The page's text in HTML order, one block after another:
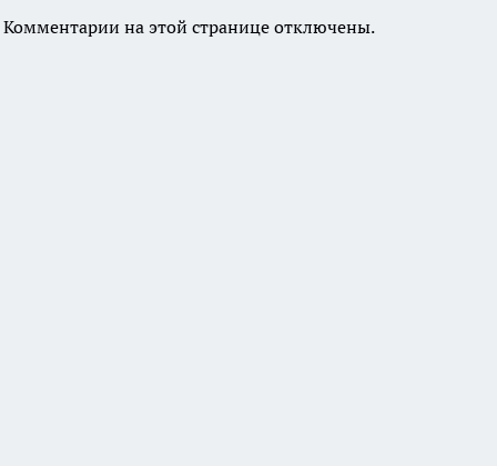
Комментарии на этой странице отключены.